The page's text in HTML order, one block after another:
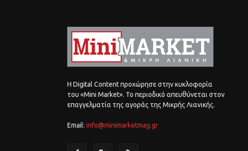
Η Digital Content προχώρησε στην κυκλοφορία
του «Mini Market». Το περιοδικό απευθύνεται στον
επαγγελματία της αγοράς της Μικρής Λιανικής.
Email: info@minimarketmag.gr